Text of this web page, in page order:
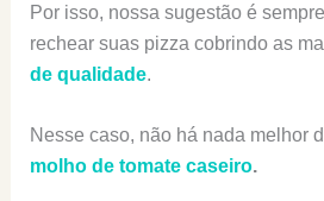
Por isso, nossa sugestão é
rechear suas pizza cobrindo as
de qualidade.
Nesse caso, não há nada melhor
molho de tomate caseiro.